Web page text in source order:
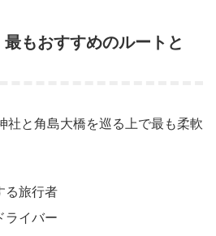
もおすすめのルートと
社と角島大橋を巡る上で最も柔軟
る旅行者
ライバー